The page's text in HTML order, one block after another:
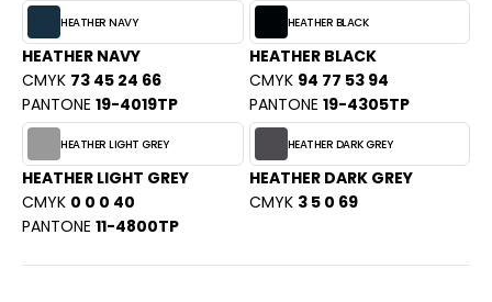
VETEMENTS
SHIRT
SHIRT
- BLANKS
COOL
HEATHER NAVY
HEATHER NAVY
CMYK 73 45 24 66
PANTONE 19-4019TP
HEATHER BLACK
HEATHER BLACK
CMYK 94 77 53 94
PANTONE 19-4305TP
HEATHER LIGHT GREY
HEATHER LIGHT GREY
CMYK 0 0 0 40
PANTONE 11-4800TP
HEATHER DARK GREY
HEATHER DARK GREY
CMYK 3 5 0 69